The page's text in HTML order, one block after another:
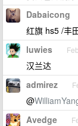
Dabaicong
红旗 hs5 /丰
luwies
汉兰达
admirez
@
Avedge